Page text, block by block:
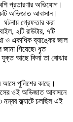
প্রতারণার অভিযোগ।
অভিজাত আবাসান।
গ্রেফতার করা
২টি রাউটার, ৭টি
ও একাধিক ব্যাঙ্কের জাল
গিয়েছে৷ ধৄত
যুক্ত আছে কিনা তা বোঝার
আসে পুলিশের কাছে।
ওই অভিজাত আবাসনে
ফ্ল্যাটে চলছিল এই